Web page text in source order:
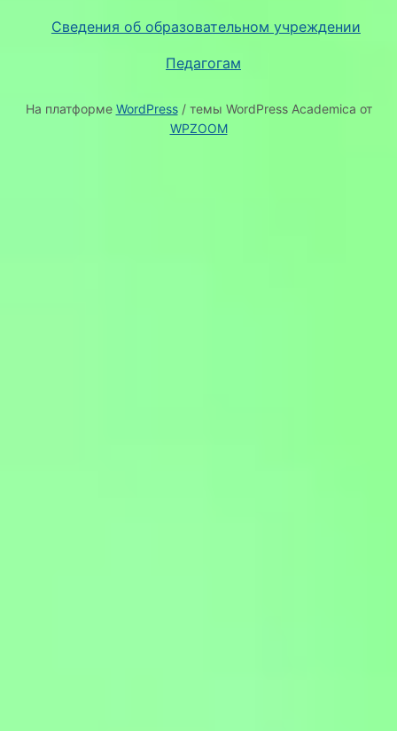
Сведения об образовательном учреждении
Педагогам
На платформе WordPress/ темы WordPress Academica от
WPZOOM